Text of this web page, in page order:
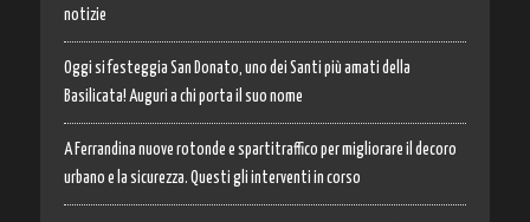
notizie
Oggi si festeggia San Donato, uno dei Santi più amati della
Basilicata! Auguri a chi porta il suo nome
A Ferrandina nuove rotonde e spartitraffico per migliorare il decoro
urbano e la sicurezza. Questi gli interventi in corso